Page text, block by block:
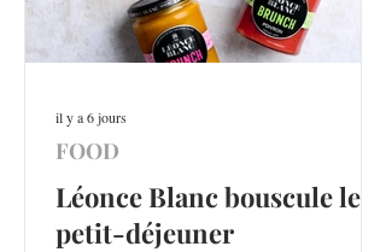
Léonce Blanc bouscule le
petit-déjeuner
FOOD
il y a 6 jours